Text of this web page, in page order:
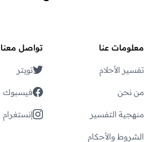
معلومات عنا
تفسير الأحلام
من نحن
منهجية التفسير
الشروط والأحكام
تواصل معنا
تويتر
فيسبوك
إنستغرام